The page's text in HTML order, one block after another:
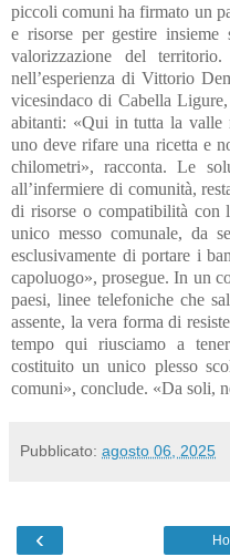
piccoli comuni ha firmato un
e risorse per gestire
valorizzazione del
nell’esperienza di Vittorio
vicesindaco di Cabella
abitanti: «Qui in tutta la valle
uno deve rifare una ricetta e
chilometri», racconta. Le
all’infermiere di comunità,
di risorse o compatibilità con
unico messo comunale, da
esclusivamente di portare i
capoluogo», prosegue. In un
paesi, linee telefoniche che
assente, la vera forma di
tempo qui riusciamo a
costituito un unico plesso
comuni», conclude. «Da soli,
Pubblicato: agosto 06, 2025
‹